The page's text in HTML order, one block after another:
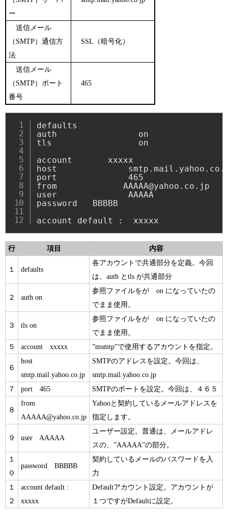
ー
送信メール
（SMTP）通信方
法
SSL（暗号化）
送信メール
（SMTP）ポート
番号
465
defaults
auth	            on
tls	                on
account       xxxxx
host
port              465
from             AAAAA@yahoo.co.jp
user              AAAAA
password   BBBBB
account default :  xxxxx
行 項目 内容
１ defaults
各アカウントで共通部分を定義。今回
は、auth とtls が共通部分
２ auth on
参照ファイルをが on になっていたの
でまま使用。
３ tls on
参照ファイルをが on になっていたの
でまま使用。
５
account xxxxx ”msmtp”で使用するアカウントを指定。
６
host
smtp.mail.yahoo.co.jp
SMTPのアドレスを設定。今回は、
smtp.mail.yahoo.co.jp
７
port 465 SMTPのポートを設定。今回は、４６５
８
from
AAAAA@yahoo.co.jp
Yahooと契約しているメールアドレスを
指定します。
９ user AAAAA
ユーザー設定。普通は、メールアドレ
スの、”AAAAA”の部分。
１
０
password BBBBB
契約しているメールのパスワードを入
力
１
２
account default :
xxxxx
Defaultアカウント設定。アカウントが
１つですがDefaultに設定。